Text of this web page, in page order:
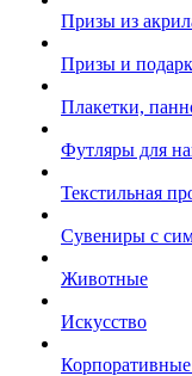
Призы из
Призы и
Плакетки,
Футляры для
Текстильная
Сувениры с
Животные
Искусство